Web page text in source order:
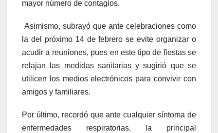
mayor número de contagios.
Asimismo, subrayó que ante celebraciones como
la del próximo 14 de febrero se evite organizar o
acudir a reuniones, pues en este tipo de fiestas se
relajan las medidas sanitarias y sugirió que se
utilicen los medios electrónicos para convivir con
amigos y familiares.
Por último, recordó que ante cualquier síntoma de
enfermedades respiratorias, la principal